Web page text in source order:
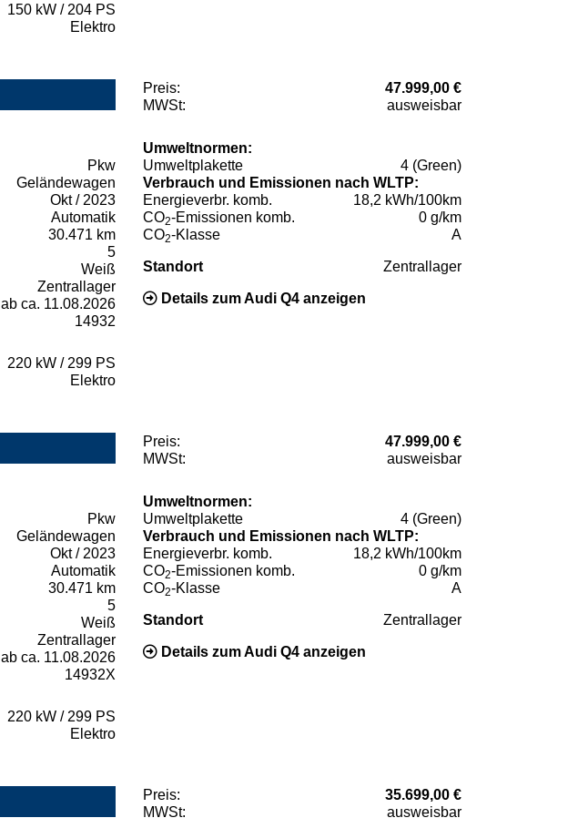
150 kW / 204 PS
Elektro
Preis:
47.999,00 €
MWSt:
ausweisbar
Pkw
Geländewagen
Okt / 2023
Automatik
30.471 km
5
Weiß
Zentrallager
ab ca. 11.08.2026
14932
220 kW / 299 PS
Elektro
Umweltnormen:
Umweltplakette
4 (Green)
Verbrauch und Emissionen nach WLTP:
Energieverbr. komb.
18,2 kWh/100km
CO2-Emissionen komb.
0 g/km
CO2-Klasse A
Standort Zentrallager
Details zum Audi Q4 anzeigen
Preis:
47.999,00 €
MWSt:
ausweisbar
Pkw
Geländewagen
Okt / 2023
Automatik
30.471 km
5
Weiß
Zentrallager
ab ca. 11.08.2026
14932X
220 kW / 299 PS
Elektro
Umweltnormen:
Umweltplakette
4 (Green)
Verbrauch und Emissionen nach WLTP:
Energieverbr. komb.
18,2 kWh/100km
CO2-Emissionen komb.
0 g/km
CO2-Klasse A
Standort Zentrallager
Details zum Audi Q4 anzeigen
Preis:
35.699,00 €
MWSt:
ausweisbar